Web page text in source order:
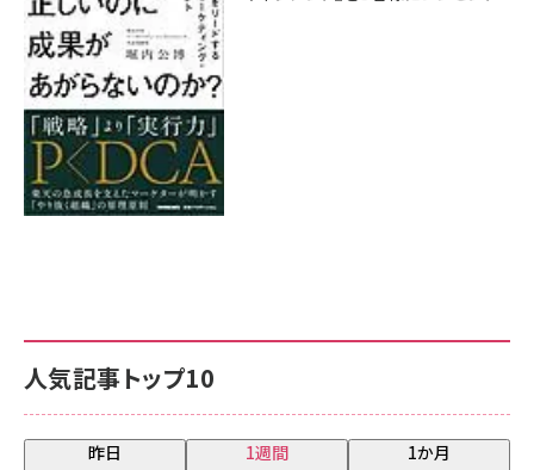
人気記事トップ10
昨日 1週間 1か月
8月7日 10:00